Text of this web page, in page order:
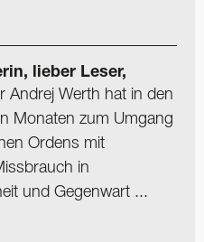
lieber Leser,
Andrej Werth hat in den
Monaten zum Umgang
Ordens mit
in
und Gegenwart ...